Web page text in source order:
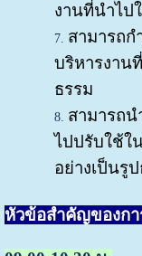
งานที่นำไป
สามารถก
บริหารงาน
ธรรม
สามารถน
ไปปรับใช้ใ
อย่างเป็นรู
หัวข้อสำคัญของกา